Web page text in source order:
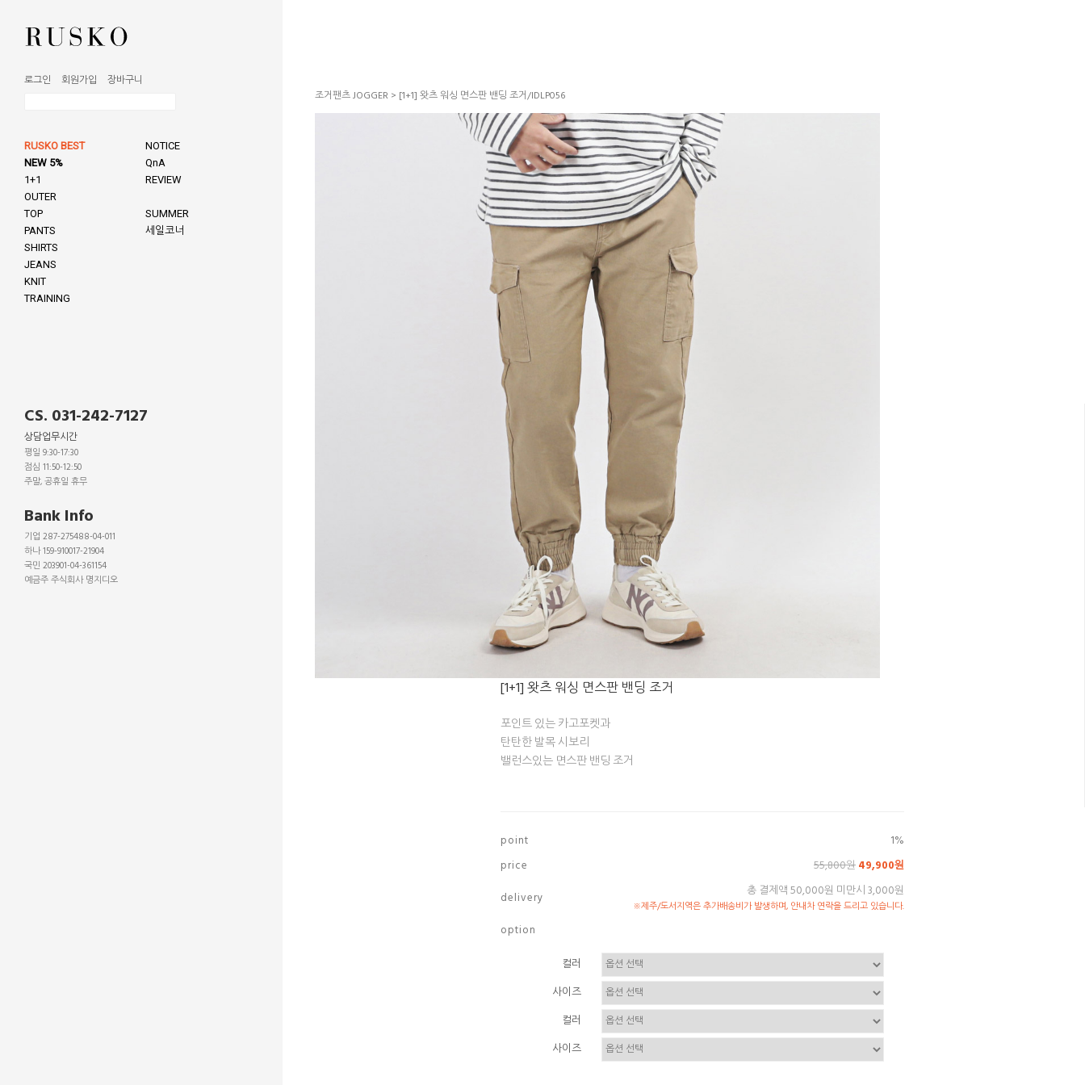
로그인 회원가입 장바구니
RUSKO BEST
NEW 5%
1+1
OUTER
TOP
PANTS
SHIRTS
JEANS
KNIT
TRAINING
NOTICE
QnA
REVIEW
SUMMER
세일코너
CS. 031-242-7127
상담업무시간
평일 9:30-17:30
점심 11:50-12:50
주말, 공휴일 휴무
Bank Info
기업 287-275488-04-011
하나 159-910017-21904
국민 203901-04-361154
예금주 주식회사 명지디오
조거팬츠 JOGGER > [1+1] 왓츠 워싱 면스판 밴딩 조거/IDLP056
[1+1] 왓츠 워싱 면스판 밴딩 조거
포인트 있는 카고포켓과
탄탄한 발목 시보리
밸런스있는 면스판 밴딩 조거
p o i n t
1%
p r i c e
55,800원49,900원
d e l i v e r y
총 결제액 50,000원 미만시 3,000원
※제주/도서지역은 추가배송비가 발생하며, 안내차 연락을 드리고 있습니다.
o p t i o n
컬러
사이즈
컬러
사이즈